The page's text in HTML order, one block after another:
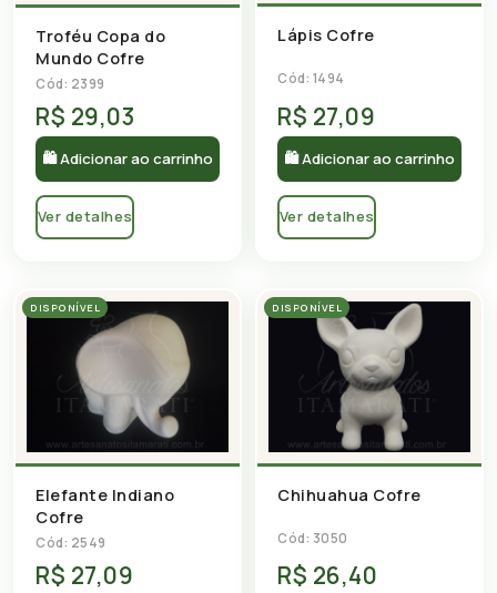
Troféu Copa do
Mundo Cofre
Cód: 2399
R$ 29,03
🛍 Adicionar ao carrinho
Ver detalhes
Lápis Cofre
Cód: 1494
R$ 27,09
🛍 Adicionar ao carrinho
Ver detalhes
DISPONÍVEL
Elefante Indiano
Cofre
Cód: 2549
R$ 27,09
DISPONÍVEL
Chihuahua Cofre
Cód: 3050
R$ 26,40